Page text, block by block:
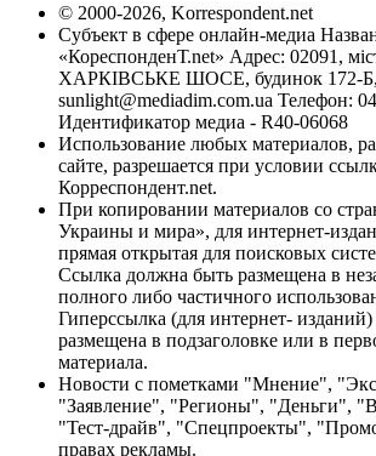
© 2000-2026, Korrespondent.net
Субъект в сфере онлайн-медиа
«КореспонденТ.net» Адрес: 02091,
ХАРКІВСЬКЕ ШОСЕ, будинок 172-Б,
sunlight@mediadim.com.ua Телефон:
Идентификатор медиа - R40-06068
Использование любых материалов,
сайте, разрешается при условии
Корреспондент.net.
При копировании материалов со
Украины и мира», для интернет-
прямая открытая для поисковых
Ссылка должна быть размещена в
полного либо частичного
Гиперссылка (для интернет-
размещена в подзаголовке или в
материала.
Новости с пометками "Мнение",
"Заявление", "Регионы", "Деньги",
"Тест-драйв", "Спецпроекты",
правах рекламы.